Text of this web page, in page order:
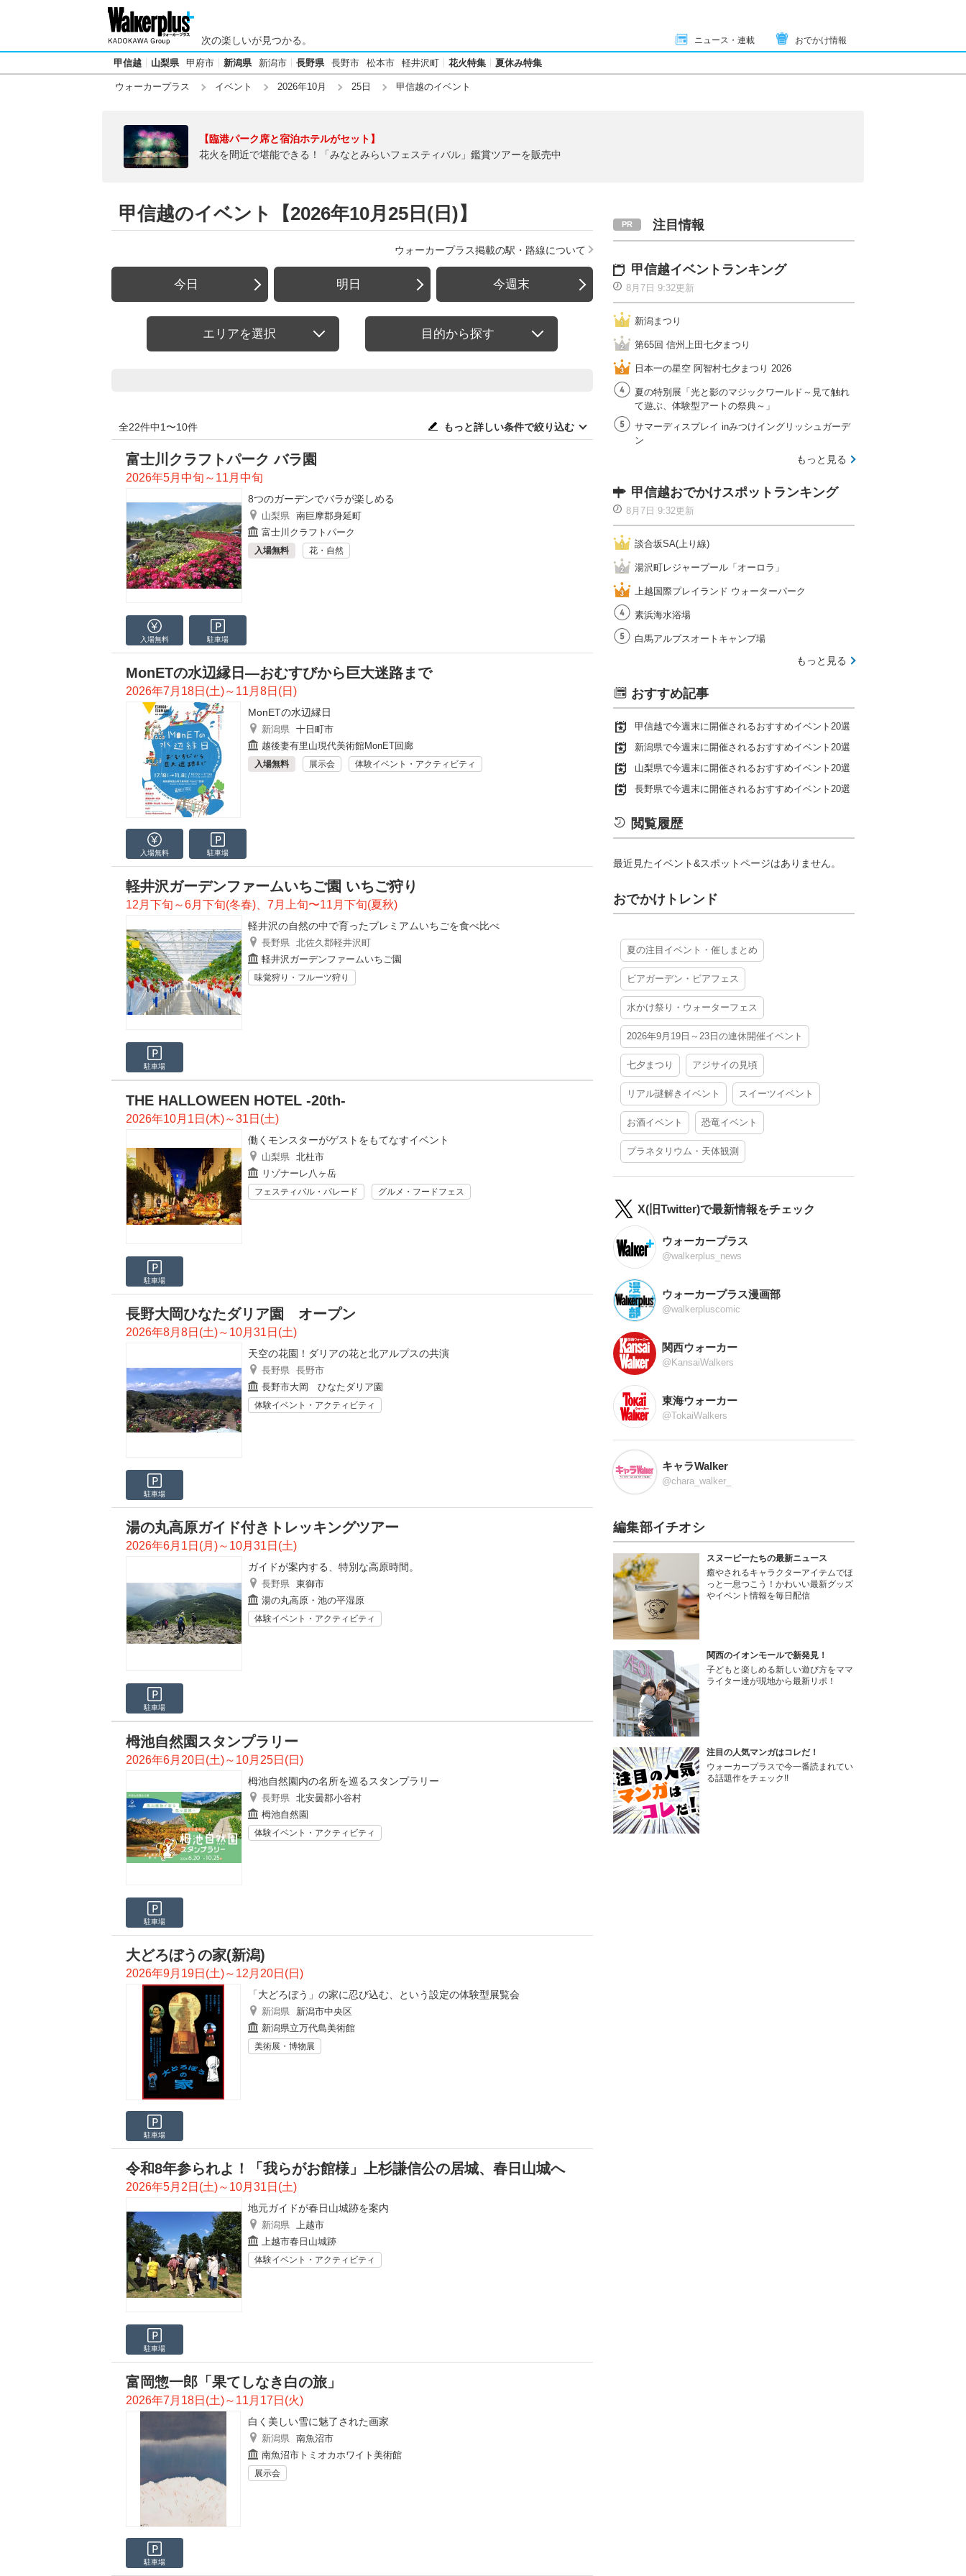
次の楽しいが見つかる。 ニュース・連載 おでかけ情報
甲信越 山梨県 甲府市 新潟県 新潟市 長野県 長野市 松本市 軽井沢町 花火特集 夏休み特集
ウォーカープラス イベント 2026年10月 25日 甲信越のイベント
【臨港パーク席と宿泊ホテルがセット】
花火を間近で堪能できる！「みなとみらいフェスティバル」鑑賞ツアーを販売中
甲信越のイベント【2026年10月25日(日)】
ウォーカープラス掲載の駅・路線について
今日 明日 今週末
エリアを選択 目的から探す
全22件中1〜10件 もっと詳しい条件で絞り込む
富士川クラフトパーク バラ園
2026年5月中旬～11月中旬
8つのガーデンでバラが楽しめる
山梨県 南巨摩郡身延町
富士川クラフトパーク
入場無料 花・自然
入場無料 駐車場
MonETの水辺縁日―おむすびから巨大迷路まで
2026年7月18日(土)～11月8日(日)
MonETの水辺縁日
新潟県 十日町市
越後妻有里山現代美術館MonET回廊
入場無料 展示会 体験イベント・アクティビティ
入場無料 駐車場
軽井沢ガーデンファームいちご園 いちご狩り
12月下旬～6月下旬(冬春)、7月上旬〜11月下旬(夏秋)
軽井沢の自然の中で育ったプレミアムいちごを食べ比べ
長野県 北佐久郡軽井沢町
軽井沢ガーデンファームいちご園
味覚狩り・フルーツ狩り
駐車場
THE HALLOWEEN HOTEL -20th-
2026年10月1日(木)～31日(土)
働くモンスターがゲストをもてなすイベント
山梨県 北杜市
リゾナーレ八ヶ岳
フェスティバル・パレード グルメ・フードフェス
駐車場
長野大岡ひなたダリア園 オープン
2026年8月8日(土)～10月31日(土)
天空の花園！ダリアの花と北アルプスの共演
長野県 長野市
長野市大岡 ひなたダリア園
体験イベント・アクティビティ
駐車場
湯の丸高原ガイド付きトレッキングツアー
2026年6月1日(月)～10月31日(土)
ガイドが案内する、特別な高原時間。
長野県 東御市
湯の丸高原・池の平湿原
体験イベント・アクティビティ
駐車場
栂池自然園スタンプラリー
2026年6月20日(土)～10月25日(日)
栂池自然園内の名所を巡るスタンプラリー
長野県 北安曇郡小谷村
栂池自然園
体験イベント・アクティビティ
駐車場
大どろぼうの家(新潟)
2026年9月19日(土)～12月20日(日)
「大どろぼう」の家に忍び込む、という設定の体験型展覧会
新潟県
新潟市中央区
新潟県立万代島美術館
美術展・博物展
駐車場
令和8年参られよ！「我らがお館様」上杉謙信公の居城、春日山城へ
2026年5月2日(土)～10月31日(土)
地元ガイドが春日山城跡を案内
新潟県 上越市
上越市春日山城跡
体験イベント・アクティビティ
駐車場
富岡惣一郎「果てしなき白の旅」
2026年7月18日(土)～11月17日(火)
白く美しい雪に魅了された画家
新潟県 南魚沼市
南魚沼市トミオカホワイト美術館
展示会
駐車場
注目情報
甲信越イベントランキング
8月7日 9:32更新
新潟まつり
第65回 信州上田七夕まつり
日本一の星空 阿智村七夕まつり 2026
夏の特別展「光と影のマジックワールド～見て触れ
て遊ぶ、体験型アートの祭典～」
サマーディスプレイ inみつけイングリッシュガーデ
ン
もっと見る
甲信越おでかけスポットランキング
8月7日 9:32更新
談合坂SA(上り線)
湯沢町レジャープール「オーロラ」
上越国際プレイランド ウォーターパーク
素浜海水浴場
白馬アルプスオートキャンプ場
もっと見る
おすすめ記事
甲信越で今週末に開催されるおすすめイベント20選
新潟県で今週末に開催されるおすすめイベント20選
山梨県で今週末に開催されるおすすめイベント20選
長野県で今週末に開催されるおすすめイベント20選
閲覧履歴
最近見たイベント&スポットページはありません。
おでかけトレンド
夏の注目イベント・催しまとめ
ビアガーデン・ビアフェス
水かけ祭り・ウォーターフェス
2026年9月19日～23日の連休開催イベント
七夕まつり アジサイの見頃
リアル謎解きイベント スイーツイベント
お酒イベント 恐竜イベント
プラネタリウム・天体観測
X(旧Twitter)で最新情報をチェック
ウォーカープラス
@walkerplus_news
ウォーカープラス漫画部
@walkerpluscomic
関西ウォーカー
@KansaiWalkers
東海ウォーカー
@TokaiWalkers
キャラWalker
@chara_walker_
編集部イチオシ
スヌーピーたちの最新ニュース
癒やされるキャラクターアイテムでほ
っと一息つこう！かわいい最新グッズ
やイベント情報を毎日配信
関西のイオンモールで新発見！
子どもと楽しめる新しい遊び方をママ
ライター達が現地から最新リポ！
注目の人気マンガはコレだ！
ウォーカープラスで今一番読まれてい
る話題作をチェック!!